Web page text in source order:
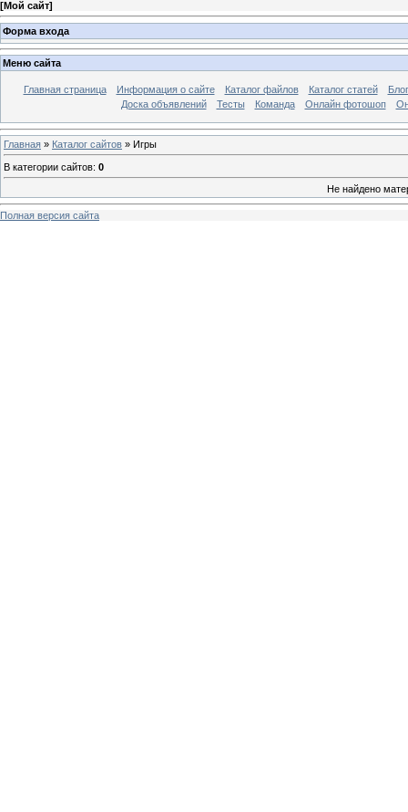
[Мой сайт]
Форма входа
Меню сайта
Главная страница Информация о сайте Каталог файлов Каталог статей
Блог
Доска объявлений
Тесты Команда Онлайн фотошоп
Главная » Каталог сайтов » Игры
В категории сайтов: 0
Не найдено
Полная версия сайта